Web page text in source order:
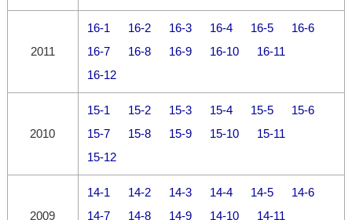
2011
16-1 16-2 16-3 16-4 16-5
16-6
16-7
16-8 16-9 16-10
16-11
16-12
2010
15-1 15-2 15-3 15-4 15-5
15-6
15-7
15-8 15-9 15-10
15-11
15-12
2009
14-1 14-2 14-3 14-4 14-5
14-6
14-7
14-8 14-9 14-10
14-11